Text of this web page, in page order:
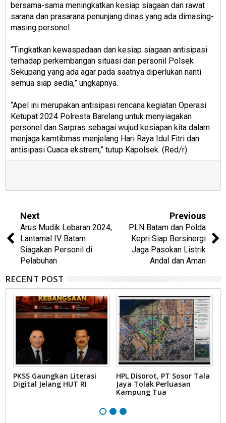
bersama-sama meningkatkan kesiap siagaan dan rawat
sarana dan prasarana penunjang dinas yang ada dimasing-
masing personel.
“Tingkatkan kewaspadaan dan kesiap siagaan antisipasi
terhadap perkembangan situasi dan personil Polsek
Sekupang yang ada agar pada saatnya diperlukan nanti
semua siap sedia,” ungkapnya.
“Apel ini merupakan antisipasi rencana kegiatan Operasi
Ketupat 2024 Polresta Barelang untuk menyiagakan
personel dan Sarpras sebagai wujud kesiapan kita dalam
menjaga kamtibmas menjelang Hari Raya Idul Fitri dan
antisipasi Cuaca ekstrem,” tutup Kapolsek. (Red/r).
Next
Arus Mudik Lebaran 2024,
Lantamal IV Batam
Siagakan Personil di
Pelabuhan
Previous
PLN Batam dan Polda
Kepri Siap Bersinergi
Jaga Pasokan Listrik
Andal dan Aman
RECENT POST
PKSS Gaungkan Literasi
Digital Jelang HUT RI
HPL Disorot, PT Sosor Tala
Jaya Tolak Perluasan
Kampung Tua